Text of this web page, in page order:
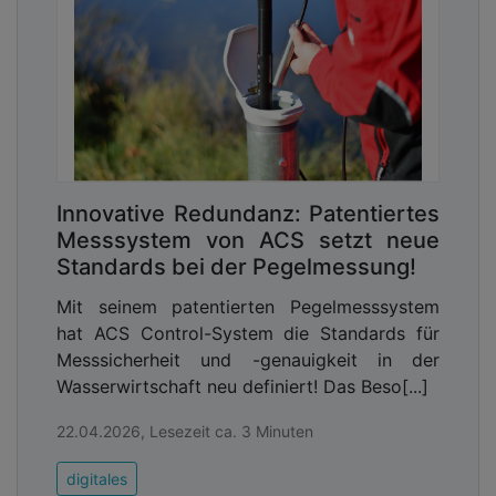
Informationen im Zuge der Zusammenarbeit vom
beauftragten Unternehmen eingesehen werden und
zu welchem Zweck dies geschieht. Zudem sollte es
möglich sein, auf die individuellen Wünsche und
Gegebenheiten einer Gemeinde oder eines
kommunalen Unternehmens einzugehen, zum
Beispiel beim Vorgehen einer Response.
Innovative Redundanz: Patentiertes
Messsystem von ACS setzt neue
Standards bei der Pegelmessung!
Mit seinem patentierten Pegelmesssystem
hat ACS Control-System die Standards für
Messsicherheit und -genauigkeit in der
Wasserwirtschaft neu definiert! Das Beso[...]
22.04.2026, Lesezeit ca. 3 Minuten
digitales